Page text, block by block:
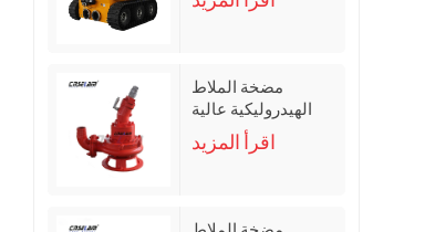
مضخة الملاط
الهيدروليكية عالية
الرأس
اقرأ المزيد